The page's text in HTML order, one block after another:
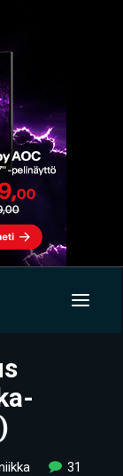
31